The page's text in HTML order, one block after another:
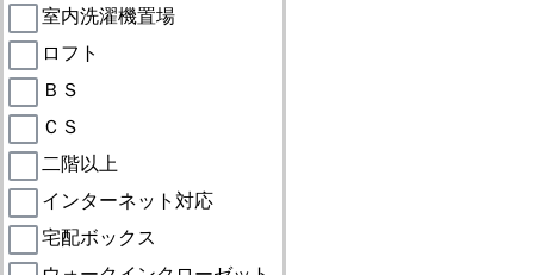
室内洗濯機置場
ロフト
ＢＳ
ＣＳ
二階以上
インターネット対応
宅配ボックス